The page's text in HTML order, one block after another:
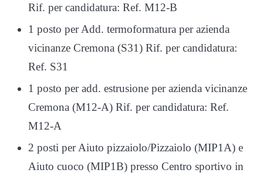
Rif. per candidatura: Ref. M12-B
1 posto per Add. termoformatura per azienda
vicinanze Cremona (S31) Rif. per candidatura:
Ref. S31
1 posto per add. estrusione per azienda vicinanze
Cremona (M12-A) Rif. per candidatura: Ref.
M12-A
2 posti per Aiuto pizzaiolo/Pizzaiolo (MIP1A) e
Aiuto cuoco (MIP1B) presso Centro sportivo in